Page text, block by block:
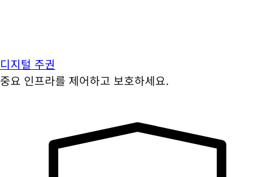
디지털 주권
중요 인프라를 제어하고 보호하세요.